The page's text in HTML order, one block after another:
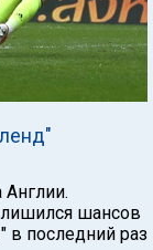
Англии.
лишился шансов
в последний раз